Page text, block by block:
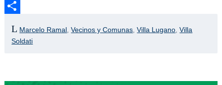
Email
Marcelo Ramal ,Vecinos y Comunas ,Villa Lugano ,Villa
Soldati